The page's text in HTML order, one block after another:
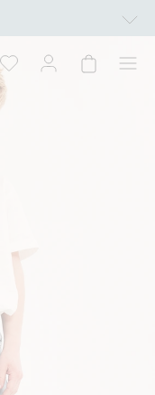
Kan ikke kombineres med